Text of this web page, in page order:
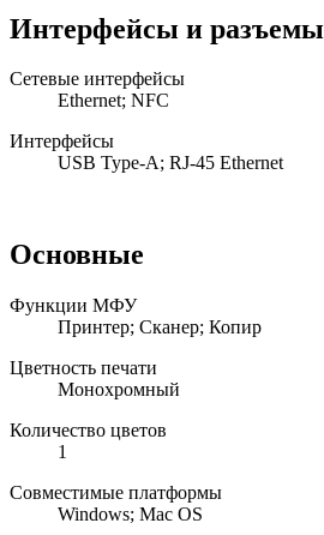
Интерфейсы и разъемы
Сетевые интерфейсы
Ethernet; NFC
Интерфейсы
USB Type-A; RJ-45 Ethernet
Основные
Функции МФУ
Принтеp; Сканеp; Копир
Цветность печати
Монохромный
Количество цветов
1
Совместимые платформы
Windows; Mac OS